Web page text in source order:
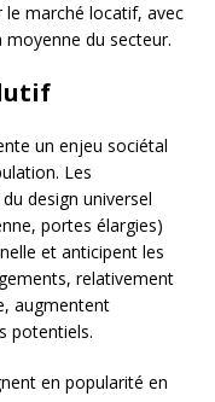
le marché locatif, avec
moyenne du secteur.
un enjeu sociétal
Les
design universel
portes élargies)
et anticipent les
relativement
augmentent
potentiels.
en popularité en